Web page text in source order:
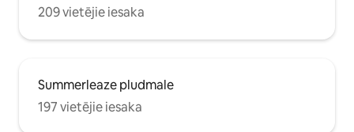
209 vietējie iesaka
Summerleaze pludmale
197 vietējie iesaka